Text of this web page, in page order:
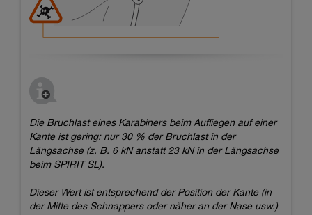
Die Bruchlast eines Karabiners beim Aufliegen auf einer
Kante ist gering: nur 30 % der Bruchlast in der
Längsachse (z. B. 6 kN anstatt 23 kN in der Längsachse
beim SPIRIT SL).
Dieser Wert ist entsprechend der Position der Kante (in
der Mitte des Schnappers oder näher an der Nase usw.)